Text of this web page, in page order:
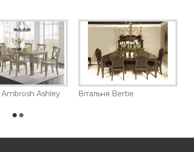
Ambrosh Ashley Вітальня Bertie